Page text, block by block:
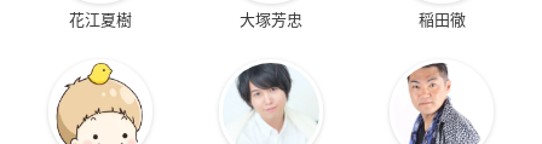
花江夏樹 大塚芳忠 稲田徹